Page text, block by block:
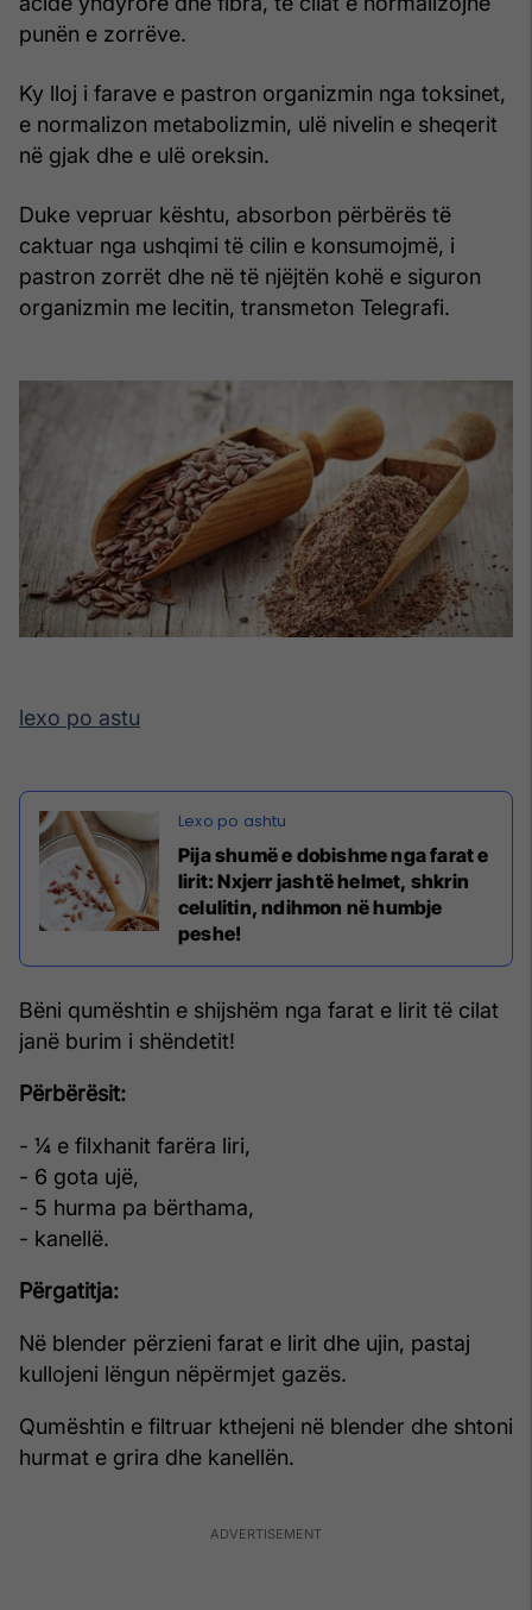
punën e zorrëve.
Ky lloj i farave e pastron organizmin nga toksinet,
e normalizon metabolizmin, ulë nivelin e sheqerit
në gjak dhe e ulë oreksin.
Duke vepruar kështu, absorbon përbërës të
caktuar nga ushqimi të cilin e konsumojmë, i
pastron zorrët dhe në të njëjtën kohë e siguron
organizmin me lecitin, transmeton Telegrafi.
lexo po astu
Pija shumë e dobishme nga farat e
lirit: Nxjerr jashtë helmet, shkrin
celulitin, ndihmon në humbje
peshe!
Bëni qumështin e shijshëm nga farat e lirit të cilat
janë burim i shëndetit!
Përbërësit:
- ¼ e filxhanit farëra liri,
- 6 gota ujë,
- 5 hurma pa bërthama,
- kanellë.
Përgatitja:
Në blender përzieni farat e lirit dhe ujin, pastaj
kullojeni lëngun nëpërmjet gazës.
Qumështin e filtruar kthejeni në blender dhe shtoni
hurmat e grira dhe kanellën.